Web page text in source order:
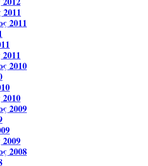
2011
2010
2009
2008